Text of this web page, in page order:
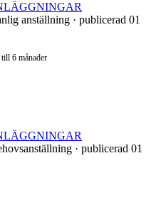
anställning · publicerad 01
6 månader
· publicerad 01